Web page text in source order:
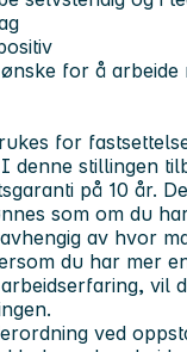
for å arbeide
for
denne stillingen
på 10 år.
som om du
av hvor
du har mer
vil
ved